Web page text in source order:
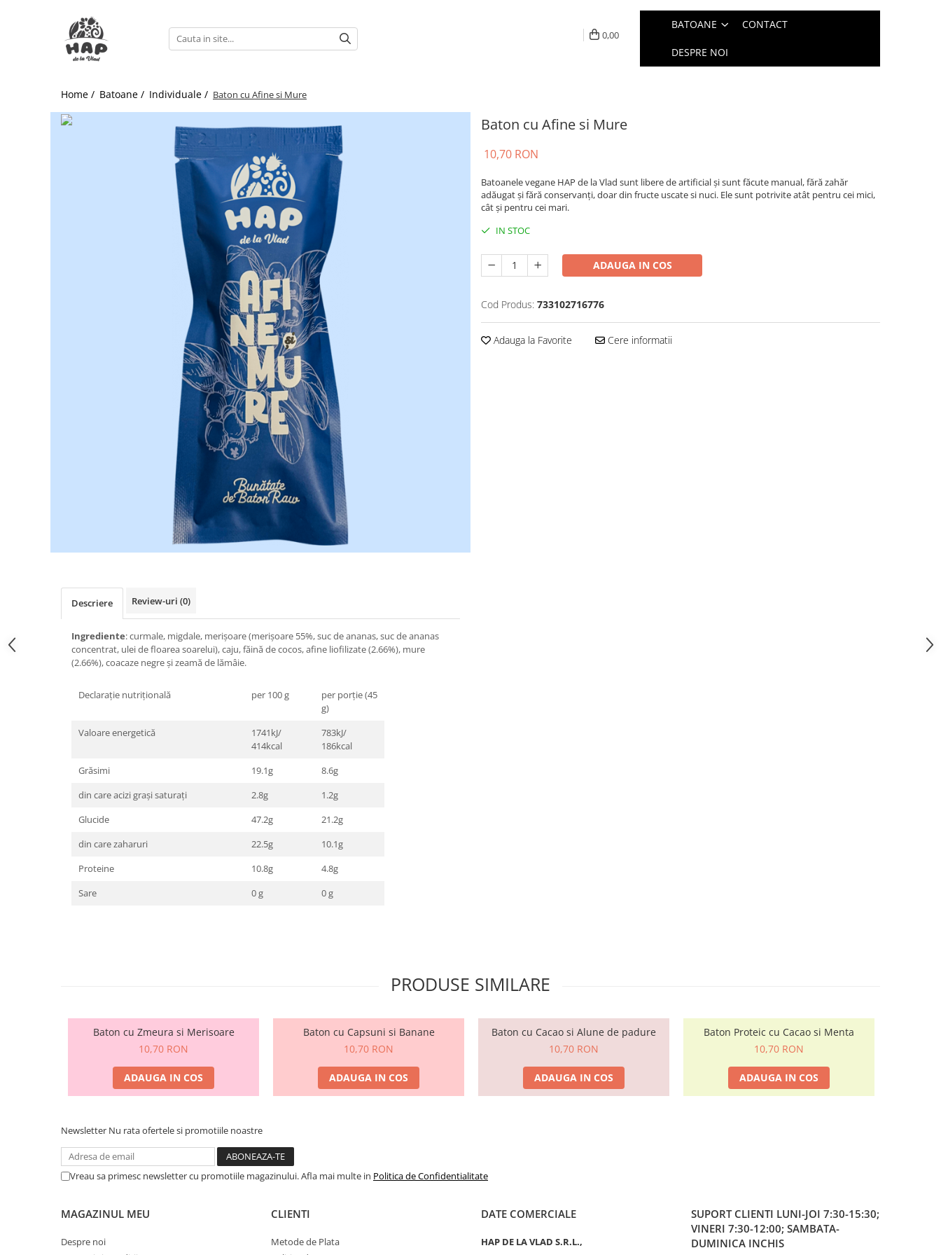
Batoane
Individuale
0,00
BATOANE CONTACT
DESPRE NOI
Home / Batoane / Individuale / Baton cu Afine si Mure
Baton cu Afine si Mure
10,70 RON
Batoanele vegane HAP de la Vlad sunt libere de artificial și sunt făcute manual, fără zahăr
adăugat și fără conservanți, doar din fructe uscate si nuci. Ele sunt potrivite atât pentru cei mici,
cât și pentru cei mari.
IN STOC
ADAUGA IN COS
Cod Produs: 733102716776
Adauga la Favorite Cere informatii
Descriere Review-uri (0)
Ingrediente: curmale, migdale, merișoare (merișoare 55%, suc de ananas, suc de ananas
concentrat, ulei de floarea soarelui), caju, făină de cocos, afine liofilizate (2.66%), mure
(2.66%), coacaze negre și zeamă de lămâie.
Declarație nutrițională per 100 g
per porție (45
g)
Valoare energetică
1741kJ/
414kcal
783kJ/
186kcal
Grăsimi
19.1g
8.6g
din care acizi grași saturați
2.8g
1.2g
Glucide
47.2g
21.2g
din care zaharuri
22.5g
10.1g
Proteine
10.8g
4.8g
Sare
0 g 0 g
PRODUSE SIMILARE
Baton cu Zmeura si Merisoare
10,70 RON
ADAUGA IN COS
Baton cu Capsuni si Banane
10,70 RON
ADAUGA IN COS
Baton cu Cacao si Alune de padure
10,70 RON
ADAUGA IN COS
Baton Proteic cu Cacao si Menta
10,70 RON
ADAUGA IN COS
Newsletter Nu rata ofertele si promotiile noastre
Vreau sa primesc newsletter cu promotiile magazinului. Afla mai multe in Politica de Confidentialitate
MAGAZINUL MEU
Despre noi
CLIENTI
Metode de Plata
DATE COMERCIALE
HAP DE LA VLAD S.R.L.,
SUPORT CLIENTI LUNI-JOI 7:30-15:30;
VINERI 7:30-12:00; SAMBATA-
DUMINICA INCHIS